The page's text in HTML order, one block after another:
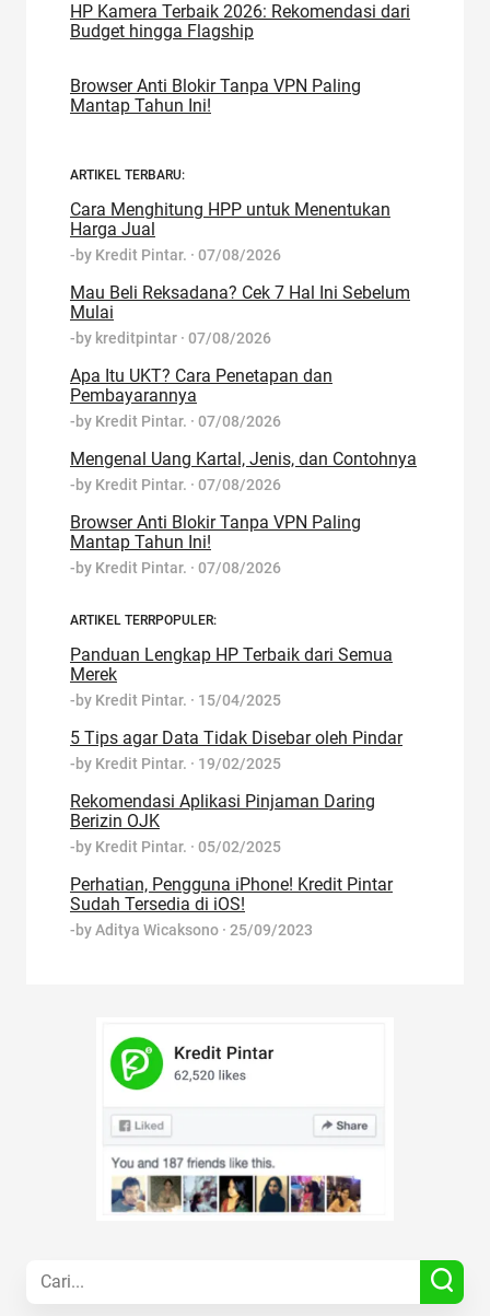
HP Kamera Terbaik 2026: Rekomendasi dari
Budget hingga Flagship
Browser Anti Blokir Tanpa VPN Paling
Mantap Tahun Ini!
ARTIKEL TERBARU:
Cara Menghitung HPP untuk Menentukan
Harga Jual
-by Kredit Pintar. · 07/08/2026
Mau Beli Reksadana? Cek 7 Hal Ini Sebelum
Mulai
-by kreditpintar · 07/08/2026
Apa Itu UKT? Cara Penetapan dan
Pembayarannya
-by Kredit Pintar. · 07/08/2026
Mengenal Uang Kartal, Jenis, dan Contohnya
-by Kredit Pintar. · 07/08/2026
Browser Anti Blokir Tanpa VPN Paling
Mantap Tahun Ini!
-by Kredit Pintar. · 07/08/2026
ARTIKEL TERRPOPULER:
Panduan Lengkap HP Terbaik dari Semua
Merek
-by Kredit Pintar. · 15/04/2025
5 Tips agar Data Tidak Disebar oleh Pindar
-by Kredit Pintar. · 19/02/2025
Rekomendasi Aplikasi Pinjaman Daring
Berizin OJK
-by Kredit Pintar. · 05/02/2025
Perhatian, Pengguna iPhone! Kredit Pintar
Sudah Tersedia di iOS!
-byAditya Wicaksono · 25/09/2023